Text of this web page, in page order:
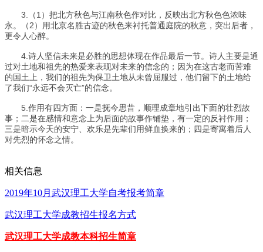
3.（1）把北方秋色与江南秋色作对比，反映出北方秋色色浓味
永。（2）用北京名胜古迹的秋色来衬托普通庭院的秋意，突出后者，
更令人心醉。
4.诗人坚信未来是必胜的思想体现在作品最后一节。诗人主要是通
过对土地和祖先的热爱来表现对未来的信念的；因为在这古老而苦难
的国土上，我们的祖先为保卫土地从未曾屈服过，他们留下的土地给
了我们“永远不会灭亡”的信念。
5.作用有四方面：一是抚今思昔，顺理成章地引出下面的壮烈故
事；二是在感情和意念上为后面的故事作铺垫，有一定的反衬作用；
三是暗示今天的安宁、欢乐是先辈们用鲜血换来的；四是寄寓着后人
对先烈的怀念之情。
相关信息
2019年10月武汉理工大学自考报考简章
武汉理工大学成教招生报名方式
武汉理工大学成教本科招生简章